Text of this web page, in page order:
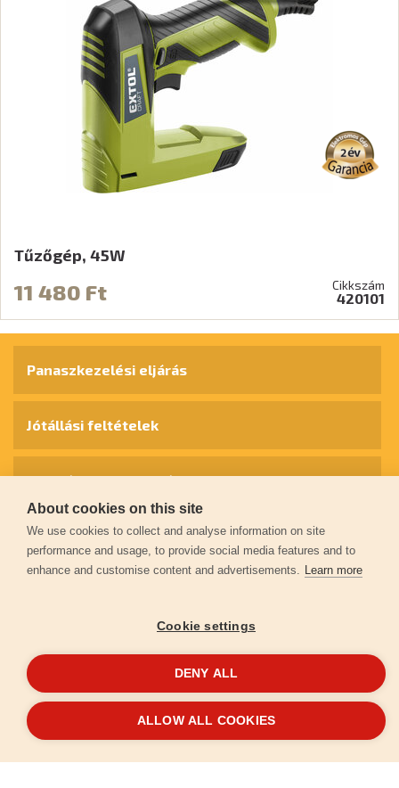
Tűzőgép, 45W
11 480 Ft Cikkszám
420101
© 2026extol.hu- Minden jog fenntartva
Panaszkezelési eljárás
Jótállási feltételek
Személyes adatok védelme
Kapcsolat
LétrehoztaFEO
About cookies on this site
We use cookies to collect and analyse information on site
performance and usage, to provide social media features and to
enhance and customise content and advertisements. Learn more
Cookie settings
DENY ALL
ALLOW ALL COOKIES